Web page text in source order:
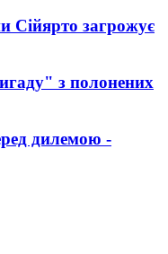
загрожує
з полонених
дилемою -